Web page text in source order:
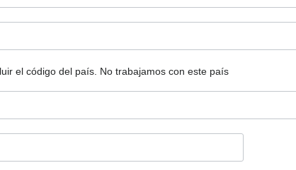
el código del país. No trabajamos con este país